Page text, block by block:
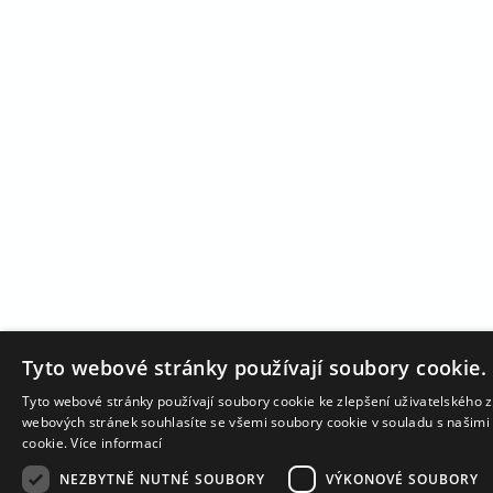
Tyto webové stránky používají soubory cookie.
Tyto webové stránky používají soubory cookie ke zlepšení uživatelského
webových stránek souhlasíte se všemi soubory cookie v souladu s
cookie.Více informací
NEZBYTNĚ NUTNÉ SOUBORY
VÝKONOVÉ SOUBORY